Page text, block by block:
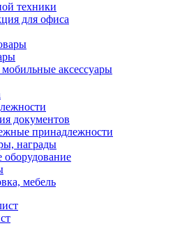
техники
для офиса
аксессуары
документов
принадлежности
награды
оборудование
мебель